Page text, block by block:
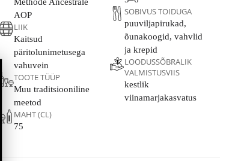
AOP
LIIK
Kaitsud
päritolunimetusega
vahuvein
TOOTE TÜÜP
Muu traditsiooniline
meetod
MAHT (CL)
75
SOBIVUS TOIDUGA
puuviljapirukad,
õunakoogid, vahvlid
ja krepid
LOODUSSÕBRALIK
VALMISTUSVIIS
kestlik
viinamarjakasvatus